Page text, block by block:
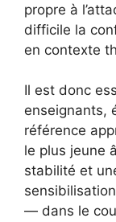
propre à
difficile la
en contexte
Il est donc
enseignants,
référence
le plus jeune
stabilité et
— dans le